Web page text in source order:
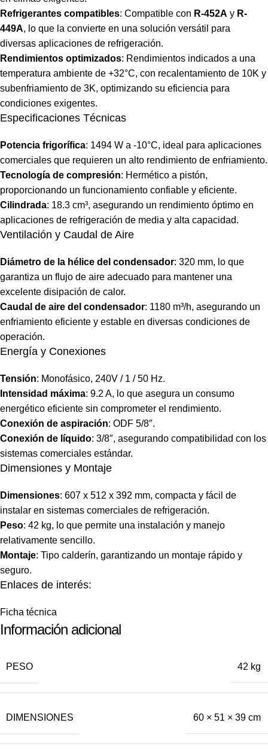
Refrigerantes compatibles: Compatible con R-452A y R-
449A, lo que la convierte en una solución versátil para
diversas aplicaciones de refrigeración.
Rendimientos optimizados: Rendimientos indicados a una
temperatura ambiente de +32°C, con recalentamiento de 10K y
subenfriamiento de 3K, optimizando su eficiencia para
condiciones exigentes.
Especificaciones Técnicas
Potencia frigorífica: 1494 W a -10°C, ideal para aplicaciones
comerciales que requieren un alto rendimiento de enfriamiento.
Tecnología de compresión: Hermético a pistón,
proporcionando un funcionamiento confiable y eficiente.
Cilindrada: 18.3 cm³, asegurando un rendimiento óptimo en
aplicaciones de refrigeración de media y alta capacidad.
Ventilación y Caudal de Aire
Diámetro de la hélice del condensador: 320 mm, lo que
garantiza un flujo de aire adecuado para mantener una
excelente disipación de calor.
Caudal de aire del condensador: 1180 m³/h, asegurando un
enfriamiento eficiente y estable en diversas condiciones de
operación.
Energía y Conexiones
Tensión: Monofásico, 240V / 1 / 50 Hz.
Intensidad máxima: 9.2 A, lo que asegura un consumo
energético eficiente sin comprometer el rendimiento.
Conexión de aspiración: ODF 5/8″.
Conexión de líquido: 3/8″, asegurando compatibilidad con los
sistemas comerciales estándar.
Dimensiones y Montaje
Dimensiones: 607 x 512 x 392 mm, compacta y fácil de
instalar en sistemas comerciales de refrigeración.
Peso: 42 kg, lo que permite una instalación y manejo
relativamente sencillo.
Montaje: Tipo calderín, garantizando un montaje rápido y
seguro.
Enlaces de interés:
Ficha técnica
Información adicional
PESO 42 kg
DIMENSIONES 60 × 51 × 39 cm